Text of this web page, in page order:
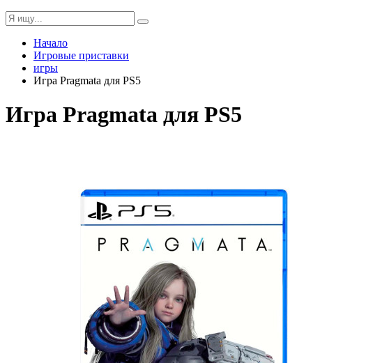
Начало
Игровые приставки
игры
Игра Pragmata для PS5
Игра Pragmata для PS5